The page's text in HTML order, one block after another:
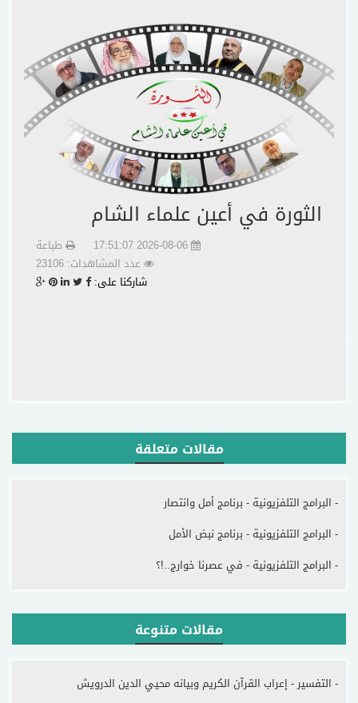
الثورة في أعين علماء الشام
طباعة
عدد المشاهدات: 23106
شاركنا على:
مقالات متعلقة
- البرامج التلفزيونية - برنامج أمل وانتصار
- البرامج التلفزيونية - برنامج نبض الأمل
- البرامج التلفزيونية - في عصرنا خوارج..!؟
مقالات متنوعة
- التفسير - إعراب القرآن الكريم وبيانه محيي الدين الدرويش